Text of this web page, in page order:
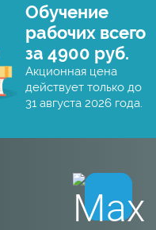
Обучение
рабочих всего
за 4900 руб.
Акционная цена
действует только до
31 августа 2026 года.